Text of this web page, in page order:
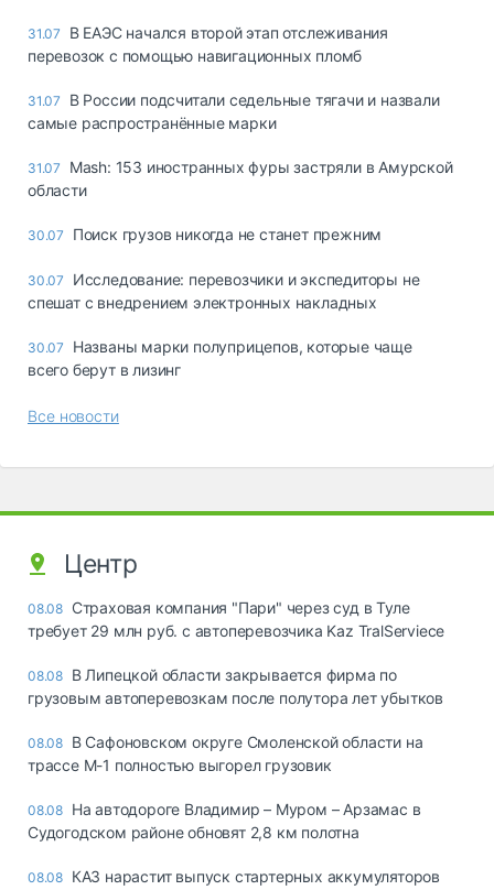
31.07
В ЕАЭС начался второй этап отслеживания
перевозок с помощью навигационных пломб
31.07
В России подсчитали седельные тягачи и назвали
самые распространённые марки
31.07
Mash: 153 иностранных фуры застряли в Амурской
области
30.07 Поиск грузов никогда не станет прежним
30.07
Исследование: перевозчики и экспедиторы не
спешат с внедрением электронных накладных
30.07
Названы марки полуприцепов, которые чаще
всего берут в лизинг
Все новости
Центр
08.08 Страховая компания "Пари" через суд в Туле
требует 29 млн руб. с автоперевозчика Kaz TralServiece
08.08 В Липецкой области закрывается фирма по
грузовым автоперевозкам после полутора лет убытков
08.08 В Сафоновском округе Смоленской области на
трассе М-1 полностью выгорел грузовик
08.08 На автодороге Владимир – Муром – Арзамас в
Судогодском районе обновят 2,8 км полотна
08.08 КАЗ нарастит выпуск стартерных аккумуляторов